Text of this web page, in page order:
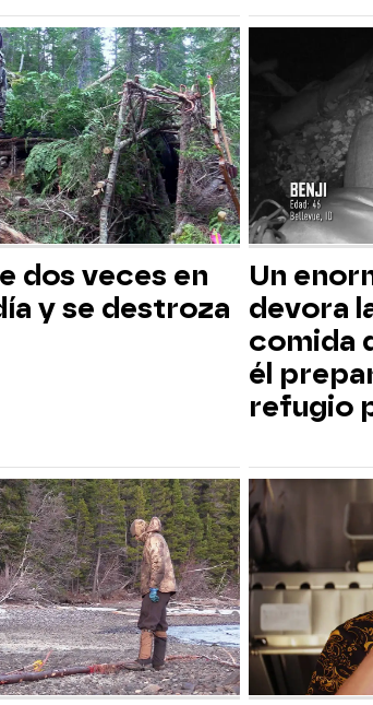
dos veces en
y se destroza
Un
devora
comida
él
refugio